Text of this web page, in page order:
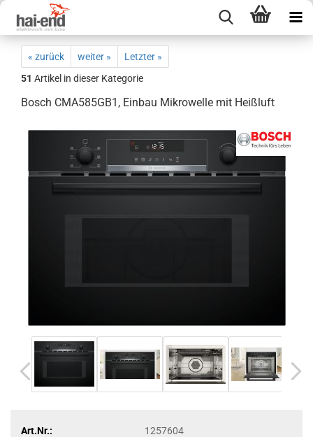
« zurück weiter »
Letzter »
51 Artikel in dieser Kategorie
Bosch CMA585GB1, Einbau Mikrowelle mit Heißluft
Art.Nr.:
1257604